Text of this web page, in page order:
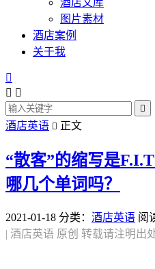
酒店文库
图片素材
酒店案例
关于我

 

酒店英语  正文
“散客”的缩写是
哪几个单词吗？
2021-01-18 分类： 酒店英语 阅
| 酒店英语 原创 转载请注明出